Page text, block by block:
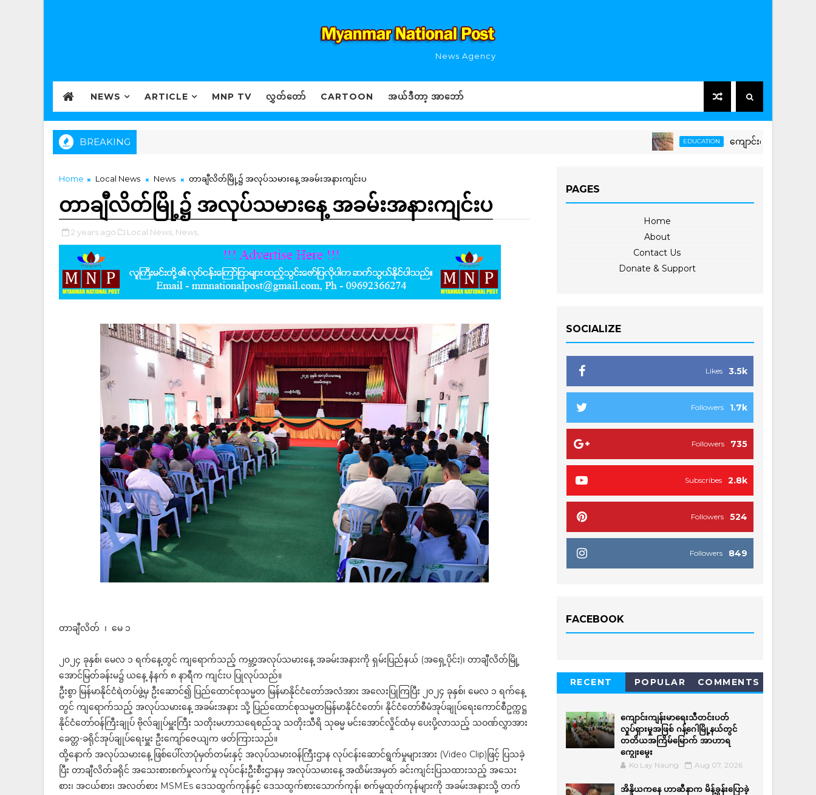
News Agency
NEWS ARTICLE MNP TV လွှတ်တော် CARTOON အယ်ဒီတာ့ အာဘော်
BREAKING EDUCATION ကျောင်းကျန်းမာရေးသီတင်း
Home Local News News တာချီလိတ်မြို့၌ အလုပ်သမားနေ့ အခမ်းအနားကျင်းပ
တာချီလိတ်မြို့၌ အလုပ်သမားနေ့ အခမ်းအနားကျင်းပ
2 years ago Local News, News,
တာချီလိတ် ၊ မေ ၁
၂၀၂၄ ခုနှစ်၊ မေလ ၁ ရက်နေ့တွင် ကျရောက်သည့် ကမ္ဘာ့အလုပ်သမားနေ့ အခမ်းအနားကို ရှမ်းပြည်နယ် (အရှေ့ပိုင်း)၊ တာချီလိတ်မြို့
အောင်မြတ်ခန်းမ၌ ယနေ့ နံနက် ၈ နာရီက ကျင်းပ ပြုလုပ်သည်။
ဦးစွာ မြန်မာနိုင်ငံရဲတပ်ဖွဲ့မှ ဦးဆောင်၍ ပြည်ထောင်စုသမ္မတ မြန်မာနိုင်ငံတော်အလံအား အလေးပြုကြပြီး ၂၀၂၄ ခုနှစ်၊ မေလ ၁ ရက်နေ့
တွင် ကျရောက်သည့် အလုပ်သမားနေ့ အခမ်းအနား သို့ ပြည်ထောင်စုသမ္မတမြန်မာနိုင်ငံတော်၊ နိုင်ငံတော်စီမံအုပ်ချုပ်ရေးကောင်စီဥက္ကဋ္ဌ
နိုင်ငံတော်ဝန်ကြီးချုပ် ဗိုလ်ချုပ်မှူးကြီး သတိုးမဟာသရေစည်သူ သတိုးသီရိ သုဓမ္မ မင်းအောင်လှိုင်ထံမှ ပေးပို့လာသည့် သဝဏ်လွှာအား
ခေတ္တ-ခရိုင်အုပ်ချုပ်ရေးမှူး ဦးကျော်ဇေယျက ဖတ်ကြားသည်။
ထို့နောက် အလုပ်သမားနေ့ ဖြစ်ပေါ်လာပုံမှတ်တမ်းနှင့် အလုပ်သမားဝန်ကြီးဌာန လုပ်ငန်းဆောင်ရွက်မှုများအား (Video Clip)ဖြင့် ပြသခဲ့
ပြီး တာချီလိတ်ခရိုင် အသေးစားစက်မှုလက်မှု လုပ်ငန်းဦးစီးဌာနမှ အလုပ်သမားနေ့ အထိမ်းအမှတ် ခင်းကျင်းပြသထားသည့် အသေး
စား၊ အငယ်စား၊ အလတ်စား MSMEs ဒေသထွက်ကုန်နှင့် ဒေသထွက်စားသောက်ကုန်၊ စက်မှုထုတ်ကုန်များကို အခမ်းအနားသို့ တက်
PAGES
Home
About
Contact Us
Donate & Support
SOCIALIZE
3.5k
Likes
1.7k
Followers
735
Followers
2.8k
Subscribes
524
Followers
849
Followers
FACEBOOK
RECENT POPULAR COMMENTS
ကျောင်းကျန်းမာရေးသီတင်းပတ်
လှုပ်ရှားမှုအဖြစ် ဂန့်ဂေါမြို့နယ်တွင်
တတိယအကြိမ်မြောက် အာဟာရ
ကျွေးမွေး
Ko Lay Naung Aug 07, 2026
အိန္ဒိယကနေ ဟာဆီနာက မိန့်ခွန်းပြောခဲ့